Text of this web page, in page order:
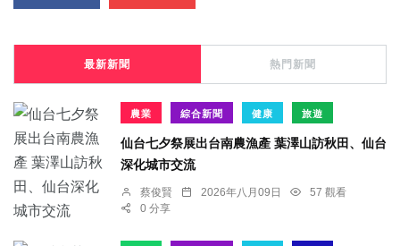
最新新聞 熱門新聞
農業 綜合新聞 健康 旅遊
仙台七夕祭展出台南農漁產 葉澤山訪秋田、仙台
深化城市交流
蔡俊賢 2026年八月09日
57 觀看
0 分享